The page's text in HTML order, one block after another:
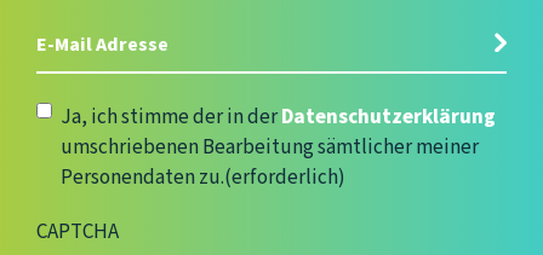
Datenschutzerklärung(erforderlich)
Ja, ich stimme der in derDatenschutzerklärung
umschriebenen Bearbeitung sämtlicher meiner
Personendaten zu.(erforderlich)
CAPTCHA